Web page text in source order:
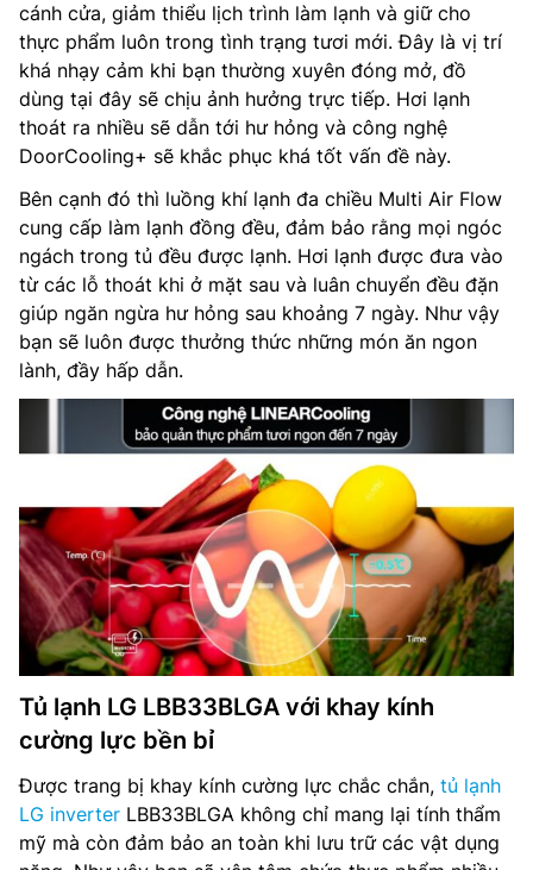
cánh cửa, giảm thiểu lịch trình làm lạnh và giữ cho
thực phẩm luôn trong tình trạng tươi mới. Đây là vị trí
khá nhạy cảm khi bạn thường xuyên đóng mở, đồ
dùng tại đây sẽ chịu ảnh hưởng trực tiếp. Hơi lạnh
thoát ra nhiều sẽ dẫn tới hư hỏng và công nghệ
DoorCooling+ sẽ khắc phục khá tốt vấn đề này.
Bên cạnh đó thì luồng khí lạnh đa chiều Multi Air Flow
cung cấp làm lạnh đồng đều, đảm bảo rằng mọi ngóc
ngách trong tủ đều được lạnh. Hơi lạnh được đưa vào
từ các lỗ thoát khi ở mặt sau và luân chuyển đều đặn
giúp ngăn ngừa hư hỏng sau khoảng 7 ngày. Như vậy
bạn sẽ luôn được thưởng thức những món ăn ngon
lành, đầy hấp dẫn.
Tủ lạnh LG LBB33BLGA với khay kính
cường lực bền bỉ
Được trang bị khay kính cường lực chắc chắn, tủ lạnh
LG inverter LBB33BLGA không chỉ mang lại tính thẩm
mỹ mà còn đảm bảo an toàn khi lưu trữ các vật dụng